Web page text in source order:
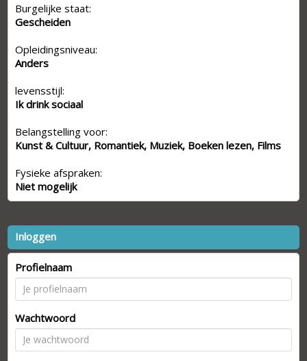
Burgelijke staat:
Gescheiden
Opleidingsniveau:
Anders
levensstijl:
Ik drink sociaal
Belangstelling voor:
Kunst & Cultuur, Romantiek, Muziek, Boeken lezen, Films
Fysieke afspraken:
Niet mogelijk
Inloggen
Profielnaam
Wachtwoord